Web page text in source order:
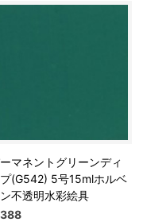
マネントグリーンディ
(G542) 5号15mlホルベ
不透明水彩絵具